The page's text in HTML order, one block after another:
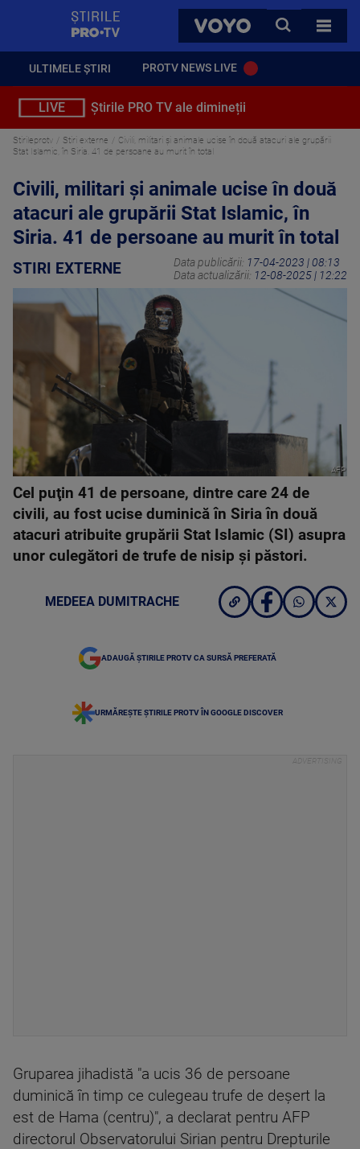
VOYO
CAUTA
TOATE
ULTIMELE ȘTIRI PROTV NEWS LIVE
LIVE Știrile PRO TV ale dimineții
Stirileprotv Stiri externe
Civili, militari și animale ucise în două atacuri ale grupării
Stat Islamic, în Siria. 41 de persoane au murit în total
Civili, militari și animale ucise în două
atacuri ale grupării Stat Islamic, în
Siria. 41 de persoane au murit în total
STIRI EXTERNE Data publicării: 17-04-2023 | 08:13
Data actualizării: 12-08-2025 | 12:22
AFP
Cel puţin 41 de persoane, dintre care 24 de
civili, au fost ucise duminică în Siria în două
atacuri atribuite grupării Stat Islamic (SI) asupra
unor culegători de trufe de nisip şi păstori.
MEDEEA DUMITRACHE
ADAUGĂ ȘTIRILE PROTV CA SURSĂ PREFERATĂ
URMĂREȘTE ȘTIRILE PROTV ÎN GOOGLE DISCOVER
Gruparea jihadistă "a ucis 36 de persoane
duminică în timp ce culegeau trufe de deşert la
est de Hama (centru)", a declarat pentru AFP
directorul Observatorului Sirian pentru Drepturile